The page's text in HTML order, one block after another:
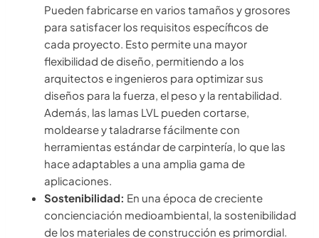
Pueden fabricarse en varios tamaños y grosores
para satisfacer los requisitos específicos de
cada proyecto. Esto permite una mayor
flexibilidad de diseño, permitiendo a los
arquitectos e ingenieros para optimizar sus
diseños para la fuerza, el peso y la rentabilidad.
Además, las lamas LVL pueden cortarse,
moldearse y taladrarse fácilmente con
herramientas estándar de carpintería, lo que las
hace adaptables a una amplia gama de
aplicaciones.
Sostenibilidad: En una época de creciente
concienciación medioambiental, la sostenibilidad
de los materiales de construcción es primordial.